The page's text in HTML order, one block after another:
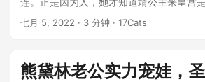
主被林邪救出后，就住在林邪的府邸...
七月 5, 2022 · 3 分钟 · 17Cats
熊黛林老公实力宠娃，